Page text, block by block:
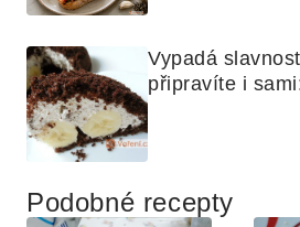
Vypadá
připravíte i
Podobné recepty